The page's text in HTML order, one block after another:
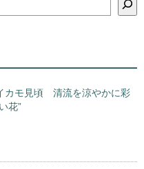
カモ見頃 清流を涼やかに彩
花”